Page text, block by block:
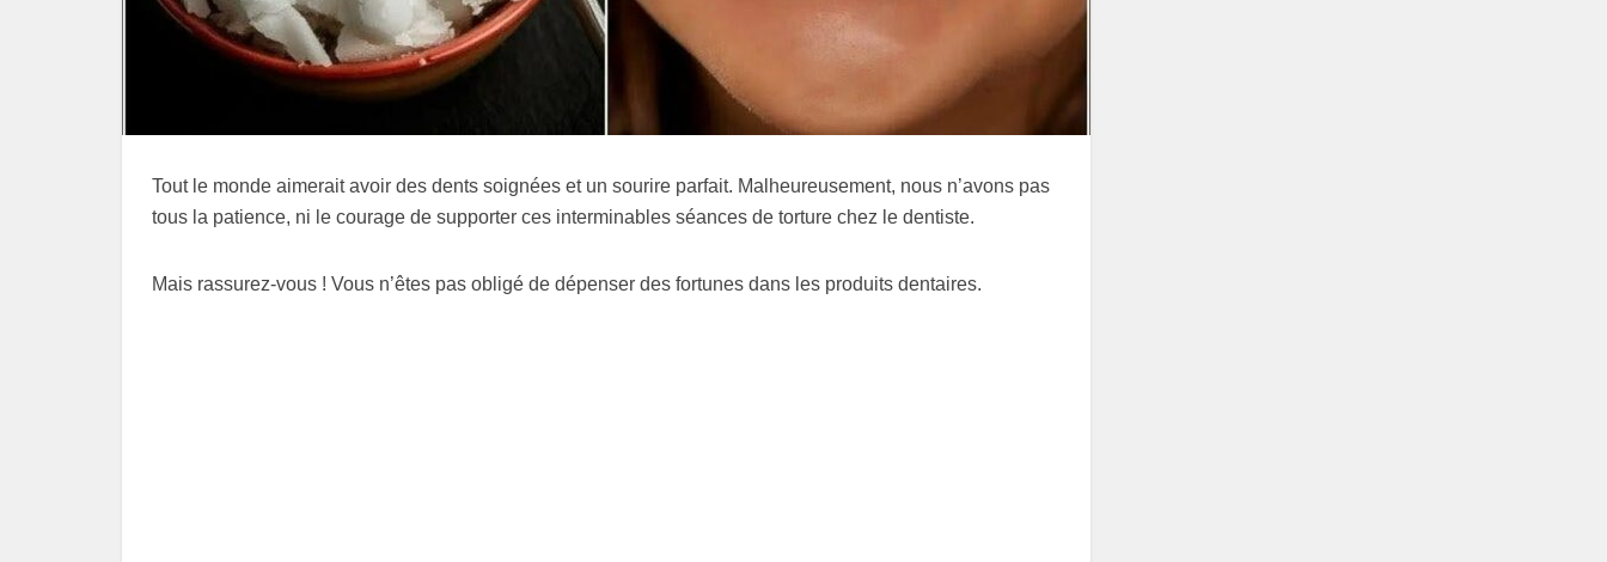
Tout le monde aimerait avoir des dents soignées et un sourire parfait. Malheureusement, nous n’avons pas
tous la patience, ni le courage de supporter ces interminables séances de torture chez le dentiste.
Mais rassurez-vous ! Vous n’êtes pas obligé de dépenser des fortunes dans les produits dentaires.